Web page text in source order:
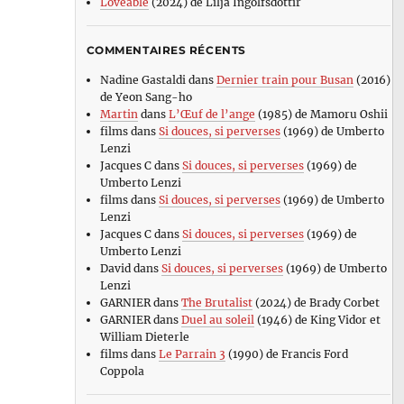
COMMENTAIRES RÉCENTS
Nadine Gastaldi dans Dernier train pour Busan (2016)
de Yeon Sang-ho
Martin dans L’Œuf de l’ange (1985) de Mamoru Oshii
filmsdans Si douces, si perverses(1969) de Umberto
Lenzi
Jacques Cdans Si douces, si perverses(1969) de
Umberto Lenzi
filmsdans Si douces, si perverses(1969) de Umberto
Lenzi
Jacques Cdans Si douces, si perverses(1969) de
Umberto Lenzi
David dans Si douces, si perverses(1969) de Umberto
Lenzi
GARNIERdans The Brutalist(2024) de Brady Corbet
GARNIERdans Duel au soleil (1946) de King Vidor et
William Dieterle
filmsdans Le Parrain 3 (1990) de Francis Ford
Coppola